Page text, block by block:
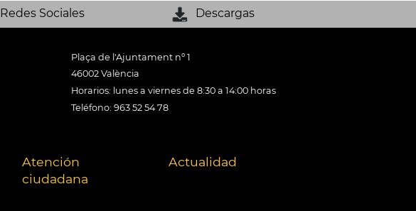
Redes Sociales Descargas
Plaça de l'Ajuntament nº 1
46002 València
Horarios: lunes a viernes de 8:30 a 14:00 horas
Teléfono: 963 52 54 78
Atención
ciudadana
Actualidad